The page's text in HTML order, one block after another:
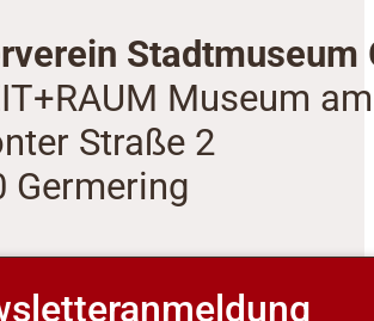
Stadtmuseum
Museum
Straße 2
Germering